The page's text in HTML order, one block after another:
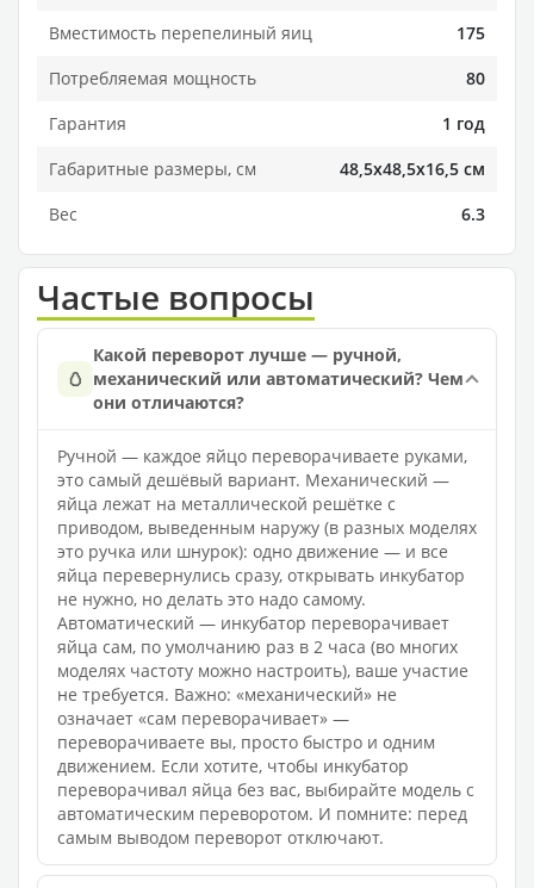
Вместимость перепелиный яиц
175
Потребляемая мощность
80
Гарантия
1 год
Габаритные размеры, см
48,5х48,5х16,5 см
Вес
6.3
Частые вопросы
🥚
Какой переворот лучше — ручной,
механический или автоматический? Чем
они отличаются?
Ручной — каждое яйцо переворачиваете руками,
это самый дешёвый вариант. Механический —
яйца лежат на металлической решётке с
приводом, выведенным наружу (в разных моделях
это ручка или шнурок): одно движение — и все
яйца перевернулись сразу, открывать инкубатор
не нужно, но делать это надо самому.
Автоматический — инкубатор переворачивает
яйца сам, по умолчанию раз в 2 часа (во многих
моделях частоту можно настроить), ваше участие
не требуется. Важно: «механический» не
означает «сам переворачивает» —
переворачиваете вы, просто быстро и одним
движением. Если хотите, чтобы инкубатор
переворачивал яйца без вас, выбирайте модель с
автоматическим переворотом. И помните: перед
самым выводом переворот отключают.